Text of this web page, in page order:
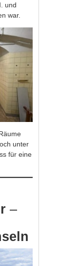
und
war.
unter
für eine
–